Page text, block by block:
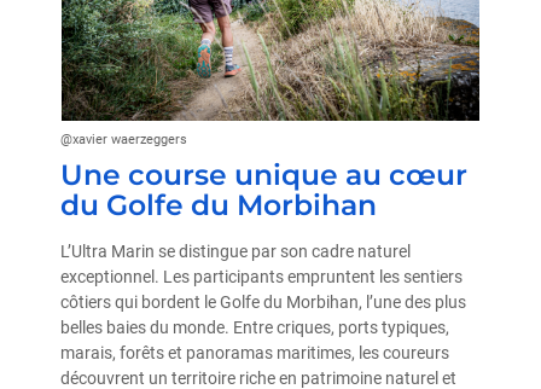
@xavier waerzeggers
Une course unique au cœur
du Golfe du Morbihan
L’Ultra Marin se distingue par son cadre naturel
exceptionnel. Les participants empruntent les sentiers
côtiers qui bordent le Golfe du Morbihan, l’une des plus
belles baies du monde. Entre criques, ports typiques,
marais, forêts et panoramas maritimes, les coureurs
découvrent un territoire riche en patrimoine naturel et